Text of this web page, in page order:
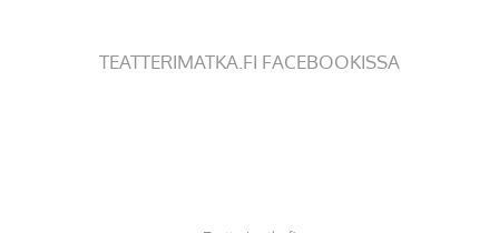
TEATTERIMATKA.FI FACEBOOKISSA